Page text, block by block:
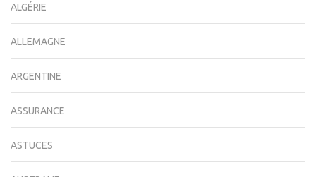
ALGÉRIE
ALLEMAGNE
ARGENTINE
ASSURANCE
ASTUCES